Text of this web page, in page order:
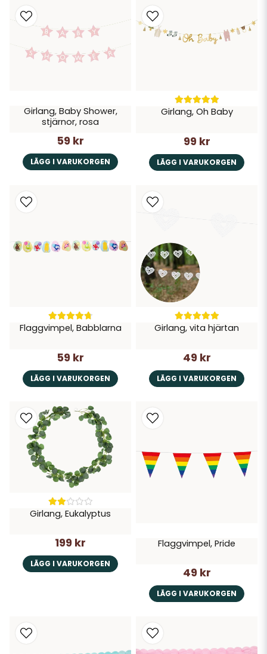
Girlang, Baby Shower,
stjärnor, rosa
59 kr
LÄGG I VARUKORGEN
Girlang, Oh Baby
99 kr
LÄGG I VARUKORGEN
Flaggvimpel, Babblarna
59 kr
LÄGG I VARUKORGEN
Girlang, vita hjärtan
49 kr
LÄGG I VARUKORGEN
Girlang, Eukalyptus
199 kr
LÄGG I VARUKORGEN
Flaggvimpel, Pride
49 kr
LÄGG I VARUKORGEN